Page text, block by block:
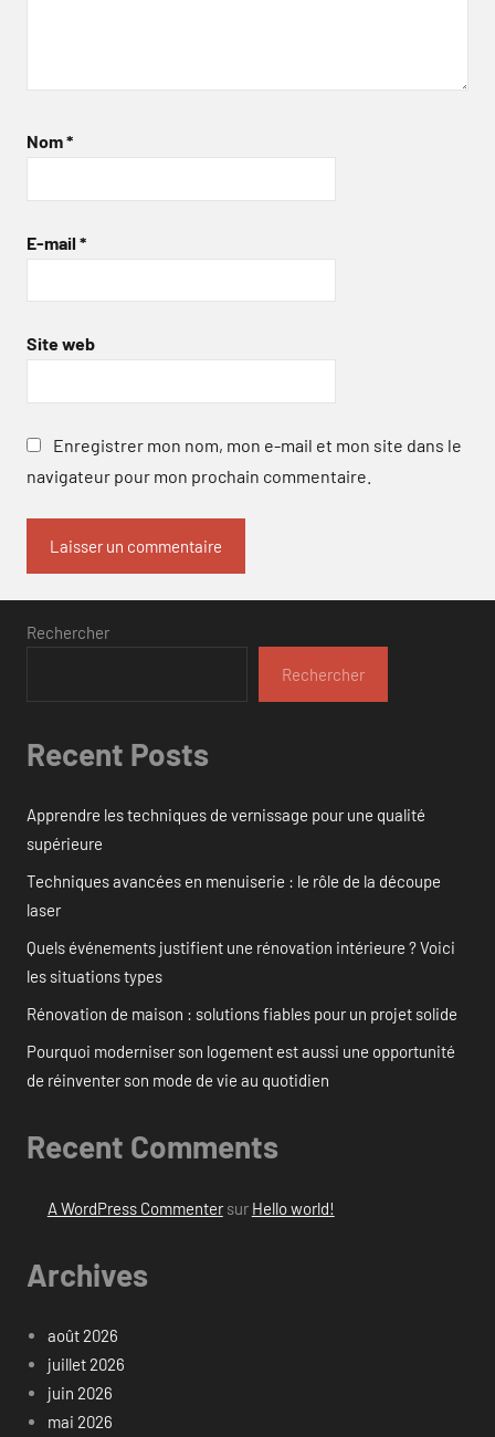
Nom*
E-mail *
Site web
Enregistrer mon nom, mon e-mail et mon site dans le
navigateur pour mon prochain commentaire.
Rechercher
Rechercher
Recent Posts
Apprendre les techniques de vernissage pour une qualité
supérieure
Techniques avancées en menuiserie : le rôle de la découpe
laser
Quels événements justifient une rénovation intérieure ? Voici
les situations types
Rénovation de maison : solutions fiables pour un projet solide
Pourquoi moderniser son logement est aussi une opportunité
de réinventer son mode de vie au quotidien
Recent Comments
A WordPress Commentersur Hello world!
Archives
août 2026
juillet 2026
juin 2026
mai 2026